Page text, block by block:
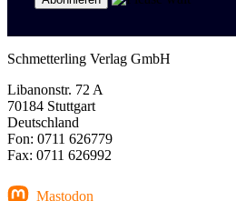
Schmetterling Verlag GmbH
Libanonstr. 72 A
70184 Stuttgart
Deutschland
Fon: 0711 626779
Fax: 0711 626992
Mastodon